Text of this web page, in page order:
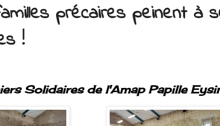
précaires peinent à
!
Solidaires de l'Amap Papille